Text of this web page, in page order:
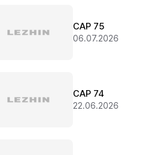
CAP 75
06.07.2026
CAP 74
22.06.2026